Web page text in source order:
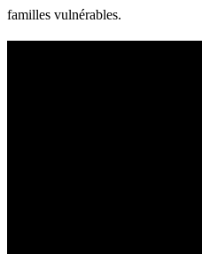
familles vulnérables.